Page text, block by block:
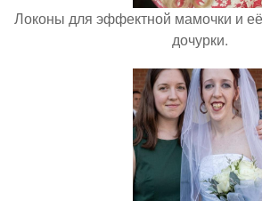
Локоны для эффектной мамочки и
дочурки.